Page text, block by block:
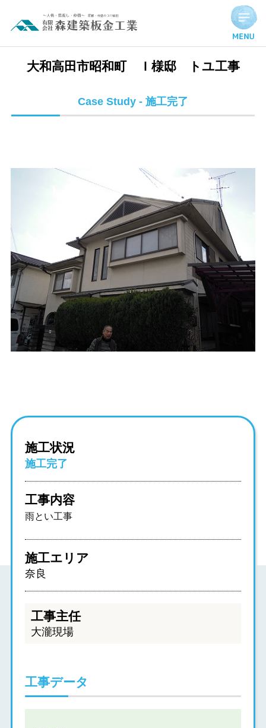
大和高田市昭和町 Ｉ様邸 トユ工事 | 施工完了実績
大和高田市昭和町 Ｉ様邸 トユ工事
Case Study - 施工完了
施工状況
施工完了
工事内容
雨とい工事
施工エリア
奈良
工事主任
大瀧現場
工事データ